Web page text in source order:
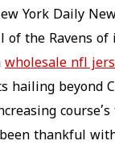
York Daily
of the Ravens
wholesale nfl
hailing beyond
thankful